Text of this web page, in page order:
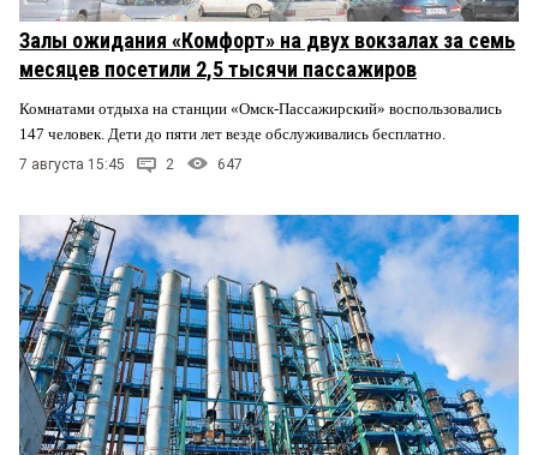
Залы ожидания «Комфорт» на двух вокзалах за семь
месяцев посетили 2,5 тысячи пассажиров
Комнатами отдыха на станции «Омск-Пассажирский» воспользовались
147 человек. Дети до пяти лет везде обслуживались бесплатно.
7 августа 15:45 2 647